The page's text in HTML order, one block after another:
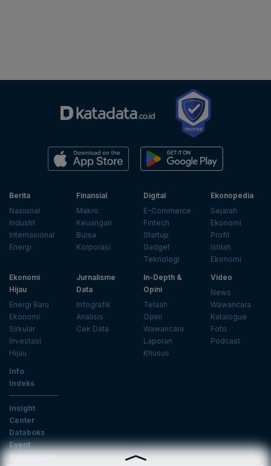
Berita
Nasional
Industri
Internasional
Energi
Finansial
Makro
Keuangan
Bursa
Korporasi
Digital
E-Commerce
Fintech
Startup
Gadget
Teknologi
Ekonopedia
Sejarah
Ekonomi
Profil
Istilah
Ekonomi
Ekonomi
Hijau
Energi Baru
Ekonomi
Sirkular
Investasi
Hijau
Jurnalisme
Data
Infografik
Analisis
Cek Data
In-Depth &
Opini
Telaah
Opini
Wawancara
Laporan
Khusus
Video
News
Wawancara
Katalogue
Foto
Podcast
Info
Indeks
Insight
Center
Databoks
Event
KatadataOto